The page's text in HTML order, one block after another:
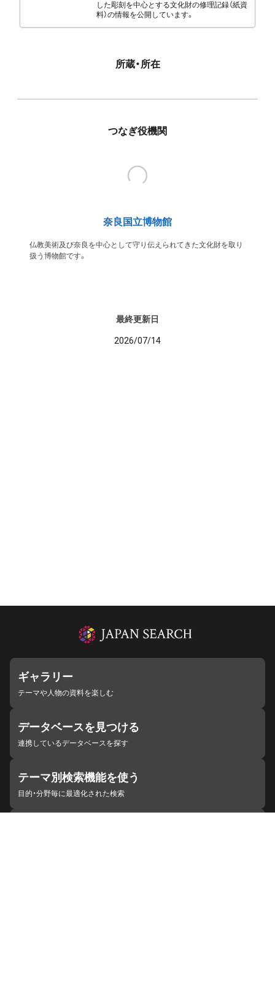
した彫刻を中心とする文化財の修理記録（紙資
料）の情報を公開しています。
所蔵・所在
つなぎ役機関
奈良国立博物館
仏教美術及び奈良を中心として守り伝えられてきた文化財を取り
扱う博物館です。
最終更新日
2026/07/14
ギャラリー
テーマや人物の資料を楽しむ
データベースを見つける
連携しているデータベースを探す
テーマ別検索機能を使う
目的・分野毎に最適化された検索